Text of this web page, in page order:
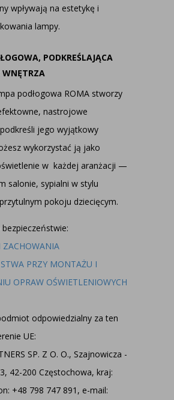
wpływają na estetykę i
lampy.
PODKREŚLAJĄCA
WNĘTRZA
podłogowa ROMA stworzy
nastrojowe
jego wyjątkowy
wykorzystać ją jako
w każdej aranżacji —
salonie, sypialni w stylu
pokoju dziecięcym.
ZACHOWANIA
PRZY MONTAŻU I
OPRAW OŚWIETLENIOWYCH
odpowiedzialny za ten
UE:
SP. Z O. O., Szajnowicza -
42-200 Częstochowa, kraj:
+48 798 747 891, e-mail: